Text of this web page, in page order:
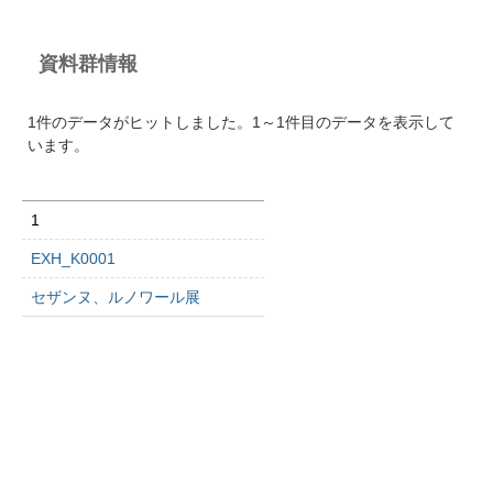
資料群情報
1件のデータがヒットしました。1～1件目のデータを表示して
います。
1
EXH_K0001
セザンヌ、ルノワール展